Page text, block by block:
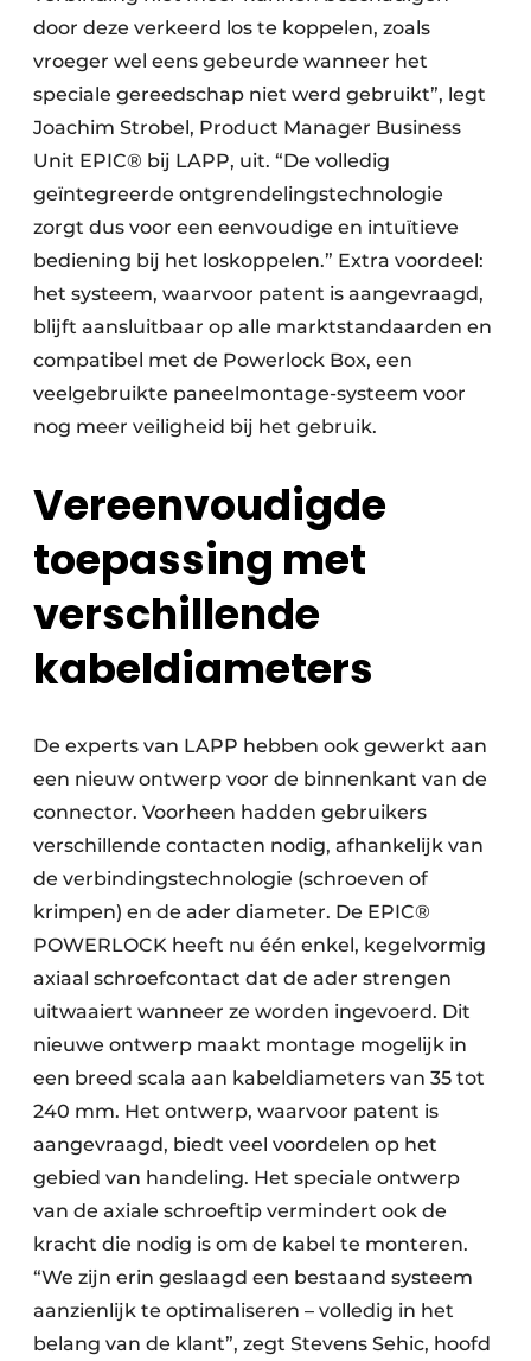
door deze verkeerd los te koppelen, zoals
vroeger wel eens gebeurde wanneer het
speciale gereedschap niet werd gebruikt”, legt
Joachim Strobel, Product Manager Business
Unit EPIC® bij LAPP, uit. “De volledig
geïntegreerde ontgrendelingstechnologie
zorgt dus voor een eenvoudige en intuïtieve
bediening bij het loskoppelen.” Extra voordeel:
het systeem, waarvoor patent is aangevraagd,
blijft aansluitbaar op alle marktstandaarden en
compatibel met de Powerlock Box, een
veelgebruikte paneelmontage-systeem voor
nog meer veiligheid bij het gebruik.
Vereenvoudigde
toepassing met
verschillende
kabeldiameters
De experts van LAPP hebben ook gewerkt aan
een nieuw ontwerp voor de binnenkant van de
connector. Voorheen hadden gebruikers
verschillende contacten nodig, afhankelijk van
de verbindingstechnologie (schroeven of
krimpen) en de ader diameter. De EPIC®
POWERLOCK heeft nu één enkel, kegelvormig
axiaal schroefcontact dat de ader strengen
uitwaaiert wanneer ze worden ingevoerd. Dit
nieuwe ontwerp maakt montage mogelijk in
een breed scala aan kabeldiameters van 35 tot
240 mm. Het ontwerp, waarvoor patent is
aangevraagd, biedt veel voordelen op het
gebied van handeling. Het speciale ontwerp
van de axiale schroeftip vermindert ook de
kracht die nodig is om de kabel te monteren.
“We zijn erin geslaagd een bestaand systeem
aanzienlijk te optimaliseren – volledig in het
belang van de klant”, zegt Stevens Sehic, hoofd